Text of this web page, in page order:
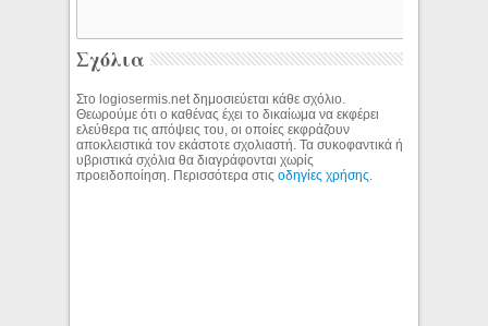
Σχόλια
Στο logiosermis.net δημοσιεύεται κάθε σχόλιο.
Θεωρούμε ότι ο καθένας έχει το δικαίωμα να εκφέρει
ελεύθερα τις απόψεις του, οι οποίες εκφράζουν
αποκλειστικά τον εκάστοτε σχολιαστή. Τα συκοφαντικά ή
υβριστικά σχόλια θα διαγράφονται χωρίς
προειδοποίηση. Περισσότερα στιςοδηγίες χρήσης.